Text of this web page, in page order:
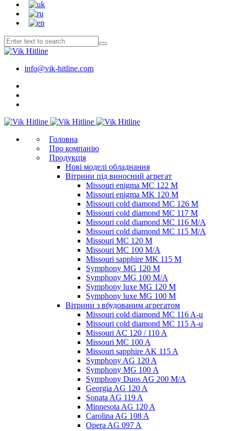
info@vik-hitline.com
Головна
Про компанію
Продукція
Нові моделі обладнання
Вітрини під виносний агрегат
Missouri enigma MC 122 M
Missouri enigma MK 120 M
Missouri cold diamond MC 126 M
Missouri cold diamond MC 117 M
Missouri cold diamond MC 116 M/A
Missouri cold diamond MC 115 M/A
Missouri MC 120 M
Missouri MC 100 M/A
Missouri sapphire MK 115 M
Symphony MG 120 M
Symphony MG 100 M/А
Symphony luxe MG 120 M
Symphony luxe MG 100 M
Вітрини з вбудованим агрегатом
Missouri cold diamond MC 116 A-u
Missouri cold diamond MC 115 A-u
Missouri AC 120 / 110 A
Missouri MC 100 A
Missouri sapphire AK 115 A
Symphony AG 120 A
Symphony MG 100 А
Symphony Duos AG 200 M/A
Georgia AG 120 A
Sonata AG 119 A
Minnesota AG 120 A
Carolina AG 108 A
Opera AG 097 A